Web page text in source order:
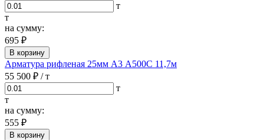
т
т
на сумму:
695 ₽
В корзину
Арматура рифленая 25мм А3 А500С 11,7м
55 500 ₽ / т
т
т
на сумму:
555 ₽
В корзину